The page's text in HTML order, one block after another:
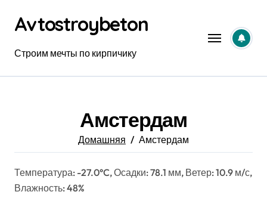
содержанию
Avtostroybeton
Строим мечты по кирпичику
Амстердам
Домашняя Амстердам
Температура: -27.0°C, Осадки: 78.1 мм, Ветер: 10.9 м/с,
Влажность: 48%